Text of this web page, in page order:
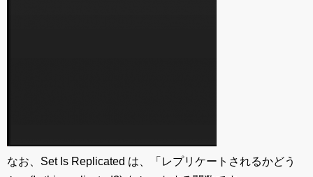
なお、Set Is Replicated は、「レプリケートされるかどう